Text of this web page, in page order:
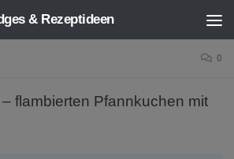
& Rezeptideen
0
flambierten Pfannkuchen mit